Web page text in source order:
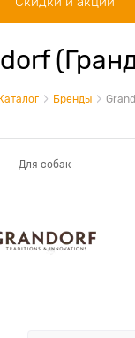
Каталог Бренды
Для собак